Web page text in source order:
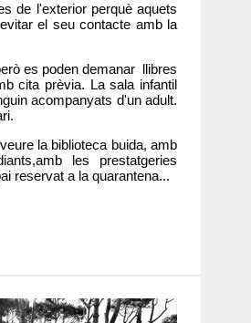
de l'exterior perquè aquets
el seu contacte amb la
es poden demanar llibres
cita prèvia. La sala infantil
acompanyats d'un adult.
la biblioteca buida, amb
les prestatgeries
reservat a la quarantena...